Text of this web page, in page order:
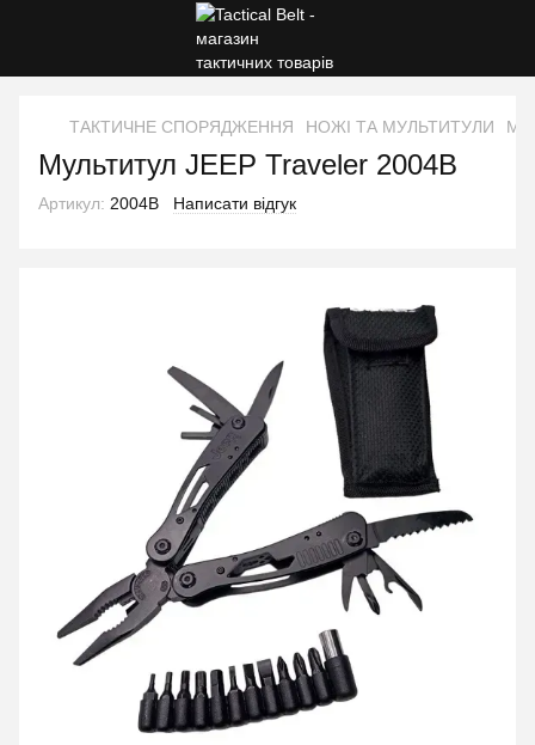
ТАКТИЧНЕ СПОРЯДЖЕННЯ НОЖІ ТА МУЛЬТИТУЛИ
Мультитул JEEP Traveler 2004B
Артикул: 2004B Написати відгук